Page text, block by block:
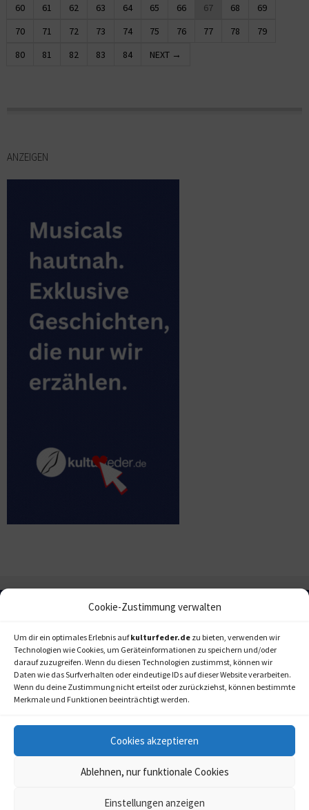
Cookie-Zustimmung verwalten
Um dir ein optimales Erlebnis aufkulturfeder.de zu bieten, verwenden wir
Technologien wie Cookies, um Geräteinformationen zu speichern und/oder
darauf zuzugreifen. Wenn du diesen Technologien zustimmst, können wir
Daten wie das Surfverhalten oder eindeutige IDs auf dieser Website verarbeiten.
Wenn du deine Zustimmung nicht erteilst oder zurückziehst, können bestimmte
Merkmale und Funktionen beeinträchtigt werden.
Cookies akzeptieren
Ablehnen, nur funktionale Cookies
Einstellungen anzeigen
60
61 62 63 64 65 66 67 68
69
70
71 72 73 74 75 76 77 78
79
80
81 82 83 84 NEXT →
ANZEIGEN
© 2006-2020 LAPPmedien+events kulturfeder.de –